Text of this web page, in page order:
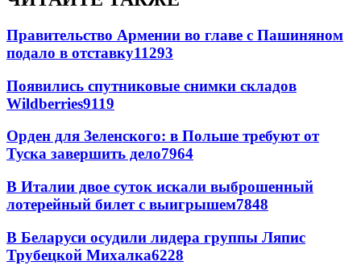
Правительство Армении во главе с Пашиняном
подало в отставку11293
Появились спутниковые снимки складов
Wildberries9119
Орден для Зеленского: в Польше требуют от
Туска завершить дело7964
В Италии двое суток искали выброшенный
лотерейный билет с выигрышем7848
В Беларуси осудили лидера группы Ляпис
Трубецкой Михалка6228